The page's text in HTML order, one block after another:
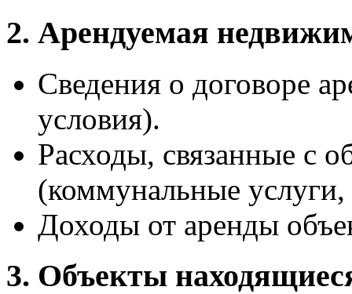
2. Арендуемая
Сведения о договоре
условия).
Расходы, связанные с
(коммунальные
Доходы от аренды
3. Объекты